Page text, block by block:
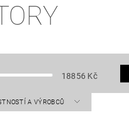
18856 Kč
A VÝROBCŮ